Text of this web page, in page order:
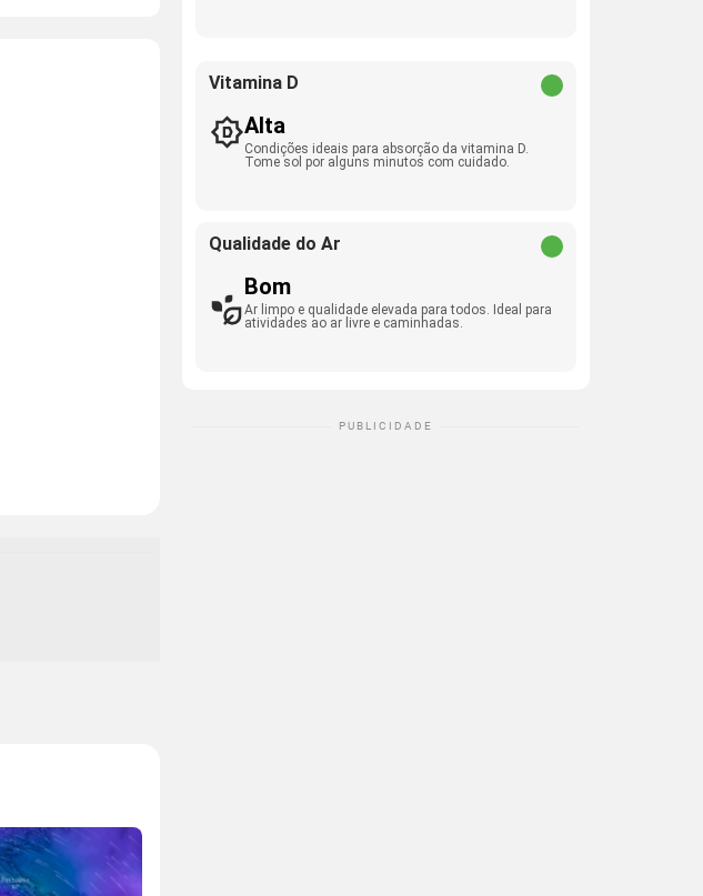
Vitamina D
Alta
Condições ideais para absorção da vitamina D.
Tome sol por alguns minutos com cuidado.
Qualidade do Ar
Bom
Ar limpo e qualidade elevada para todos. Ideal para
atividades ao ar livre e caminhadas.